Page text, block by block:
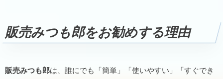
販売みつも郎をお勧めする理由
販売みつも郎は、誰にでも「簡単」「使いやすい」「すぐでき